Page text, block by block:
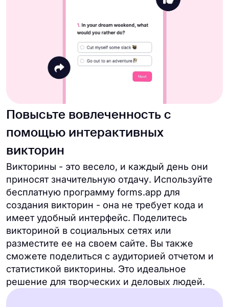
Повысьте вовлеченность с
помощью интерактивных
викторин
Викторины - это весело, и каждый день они
приносят значительную отдачу. Используйте
бесплатную программу forms.app для
создания викторин - она не требует кода и
имеет удобный интерфейс. Поделитесь
викториной в социальных сетях или
разместите ее на своем сайте. Вы также
сможете поделиться с аудиторией отчетом и
статистикой викторины. Это идеальное
решение для творческих и деловых людей.